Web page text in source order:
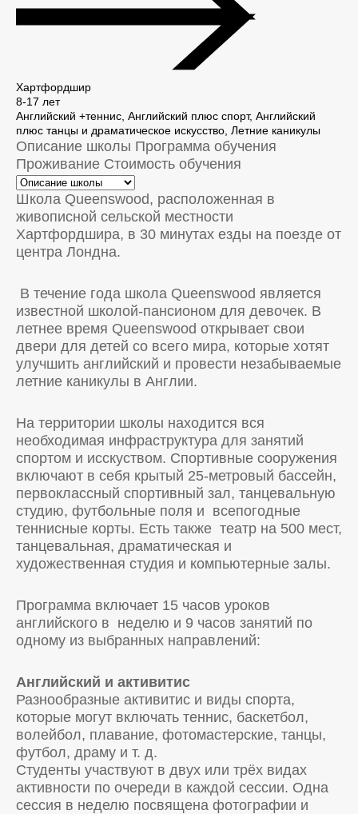
Хартфордшир
8-17 лет
Английский +теннис, Английский плюс спорт, Английский
плюс танцы и драматическое искусство, Летние каникулы
Описание школы Программа обучения
Проживание Стоимость обучения
Школа Queenswood, расположенная в
живописной сельской местности
Хартфордшира, в 30 минутах езды на поезде от
центра Лондна.
В течение года школа Queenswood является
известной школой-пансионом для девочек. В
летнее время Queenswood открывает свои
двери для детей со всего мира, которые хотят
улучшить английский и провести незабываемые
летние каникулы в Англии.
На территории школы находится вся
необходимая инфраструктура для занятий
спортом и исскуством. Спортивные сооружения
включают в себя крытый 25-метровый бассейн,
первоклассный спортивный зал, танцевальную
студию, футбольные поля и всепогодные
теннисные корты. Есть также театр на 500 мест,
танцевальная, драматическая и
художественная студия и компьютерные залы.
Программа включает 15 часов уроков
английского в неделю и 9 часов занятий по
одному из выбранных направлений:
Английский и активитис
Разнообразные активитис и виды спорта,
которые могут включать теннис, баскетбол,
волейбол, плавание, фотомастерские, танцы,
футбол, драму и т. д.
Студенты участвуют в двух или трёх видах
активности по очереди в каждой сессии. Одна
сессия в неделю посвящена фотографии и